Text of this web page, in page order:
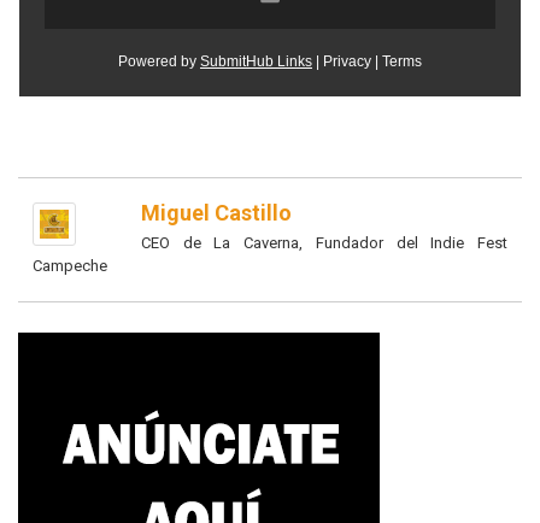
Miguel Castillo
CEO de La Caverna, Fundador del Indie Fest
Campeche